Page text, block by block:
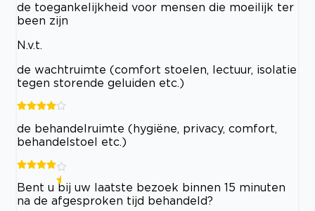
de toegankelijkheid voor mensen die moeilijk ter
been zijn
N.v.t.
de wachtruimte (comfort stoelen, lectuur, isolatie
tegen storende geluiden etc.)
de behandelruimte (hygiëne, privacy, comfort,
behandelstoel etc.)
Bent u bij uw laatste bezoek binnen 15 minuten
na de afgesproken tijd behandeld?